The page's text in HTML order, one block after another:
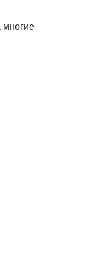
многие